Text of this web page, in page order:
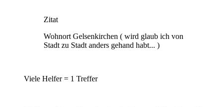
Zitat
Wohnort Gelsenkirchen ( wird glaub ich von
Stadt zu Stadt anders gehand habt... )
Viele Helfer = 1 Treffer